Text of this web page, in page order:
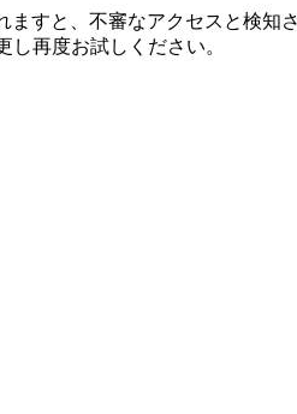
すと、不審なアクセスと検知
再度お試しください。